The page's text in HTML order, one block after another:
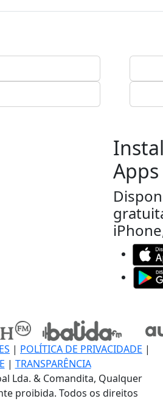
Apps
| POLÍTICA DE PRIVACIDADE |
| TRANSPARÊNCIA
Lda. & Comandita, Qualquer
proibida. Todos os direitos